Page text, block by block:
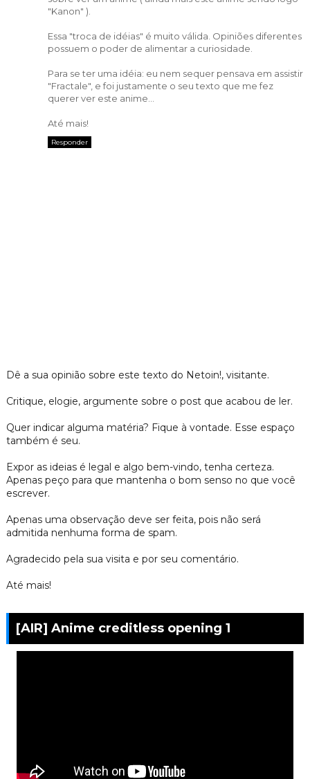
"Kanon" ).
Essa "troca de idéias" é muito válida. Opiniões diferentes
possuem o poder de alimentar a curiosidade.
Para se ter uma idéia: eu nem sequer pensava em assistir
"Fractale", e foi justamente o seu texto que me fez
querer ver este anime...
Até mais!
Responder
Dê a sua opinião sobre este texto do Netoin!, visitante.
Critique, elogie, argumente sobre o post que acabou de ler.
Quer indicar alguma matéria? Fique à vontade. Esse espaço
também é seu.
Expor as ideias é legal e algo bem-vindo, tenha certeza.
Apenas peço para que mantenha o bom senso no que você
escrever.
Apenas uma observação deve ser feita, pois não será
admitida nenhuma forma de spam.
Agradecido pela sua visita e por seu comentário.
Até mais!
[AIR] Anime creditless opening 1